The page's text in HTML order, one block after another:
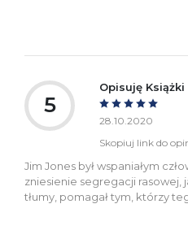
5
Opisuję Książki
28.10.2020
Skopiuj link do
Jim Jones był wspaniałym
zniesienie segregacji rasowej,
tłumy, pomagał tym, którzy